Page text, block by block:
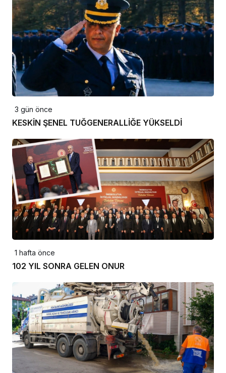
3 gün önce
KESKİN ŞENEL TUĞGENERALLİĞE YÜKSELDİ
1 hafta önce
102 YIL SONRA GELEN ONUR